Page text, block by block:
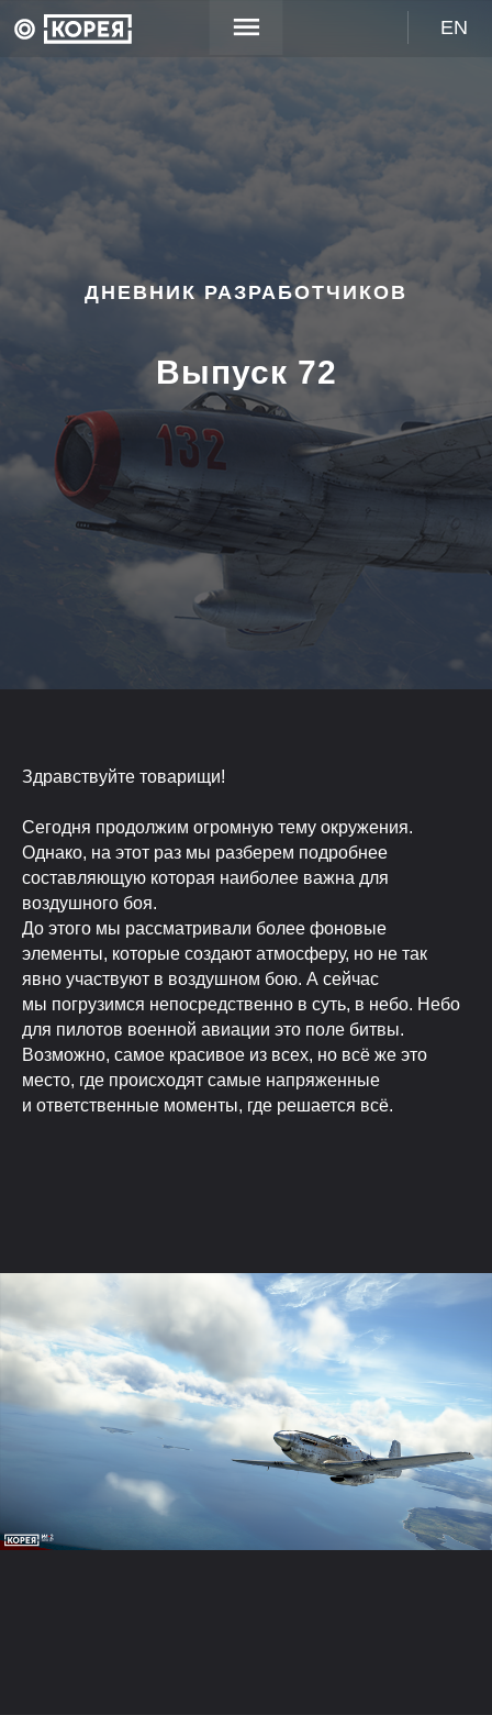
EN
ДНЕВНИК РАЗРАБОТЧИКОВ
Выпуск 72
Здравствуйте товарищи!
Сегодня продолжим огромную тему окружения.
Однако, на этот раз мы разберем подробнее
составляющую которая наиболее важна для
воздушного боя.
До этого мы рассматривали более фоновые
элементы, которые создают атмосферу, но не так
явно участвуют в воздушном бою. А сейчас
мы погрузимся непосредственно в суть, в небо. Небо
для пилотов военной авиации это поле битвы.
Возможно, самое красивое из всех, но всё же это
место, где происходят самые напряженные
и ответственные моменты, где решается всё.